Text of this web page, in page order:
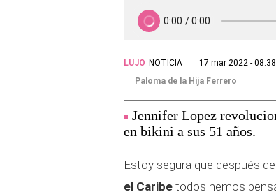
LUJO NOTICIA
17 mar 2022 - 08:38
Paloma de la Hija Ferrero
Jennifer Lopez
en bikini a sus 51 años.
Estoy segura que después
el Caribe todos hemos